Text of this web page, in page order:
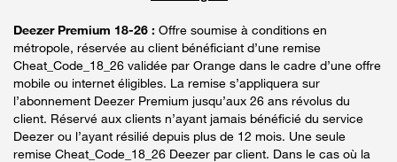
Deezer Premium 18-26 : Offre soumise à conditions en
métropole, réservée au client bénéficiant d’une remise
Cheat_Code_18_26 validée par Orange dans le cadre d’une offre
mobile ou internet éligibles. La remise s’appliquera sur
l’abonnement Deezer Premium jusqu’aux 26 ans révolus du
client. Réservé aux clients n’ayant jamais bénéficié du service
Deezer ou l’ayant résilié depuis plus de 12 mois. Une seule
remise Cheat_Code_18_26 Deezer par client. Dans le cas où la